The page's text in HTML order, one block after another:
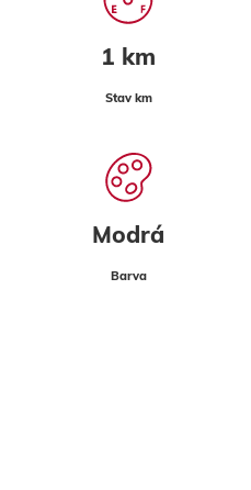
1 km
Stav km
Modrá
Barva